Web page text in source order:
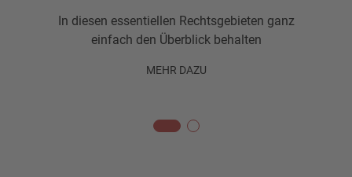
In diesen essentiellen Rechtsgebieten ganz
einfach den Überblick behalten
MEHR DAZU